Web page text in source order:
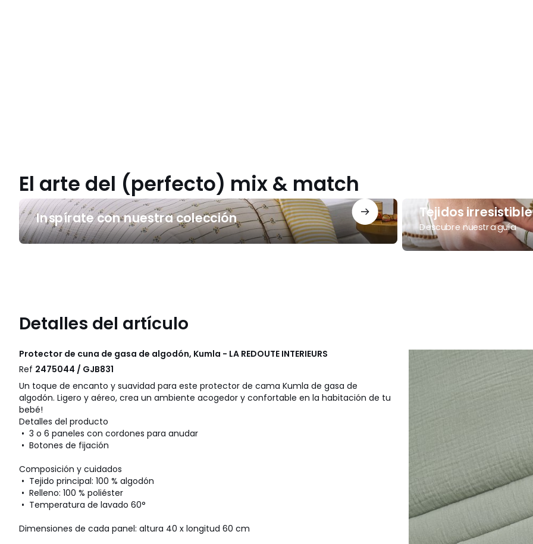
El arte del (perfecto) mix & match
Inspírate con nuestra colección
Inspírate
con
nuestra
colección
Tejidos
Descubre nuestra guía
Tejidos
irresistibles
Detalles del artículo
Protector de cuna de gasa de algodón, Kumla - LA REDOUTE INTERIEURS
Ref 2475044 / GJB831
Un toque de encanto y suavidad para este protector de cama Kumla de gasa de
algodón. Ligero y aéreo, crea un ambiente acogedor y confortable en la habitación de tu
bebé!
Detalles del producto
• 3 o 6 paneles con cordones para anudar
• Botones de fijación
Composición y cuidados
• Tejido principal: 100 % algodón
• Relleno: 100 % poliéster
• Temperatura de lavado 60°
Dimensiones de cada panel: altura 40 x longitud 60 cm